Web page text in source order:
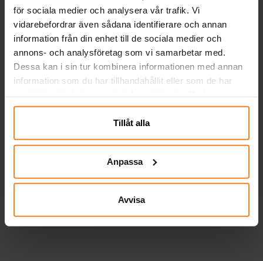
för sociala medier och analysera vår trafik. Vi
vidarebefordrar även sådana identifierare och annan
information från din enhet till de sociala medier och
annons- och analysföretag som vi samarbetar med.
Dessa kan i sin tur kombinera informationen med annan
information som du har tillhandahållit eller som de har
närsomhelst ändra ditt samtycke.
Tillåt alla
Anpassa
Avvisa